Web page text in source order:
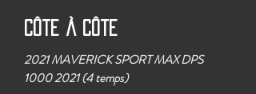
Côte à Côte
2021 MAVERICK SPORT MAX DPS
1000 2021(4 temps)